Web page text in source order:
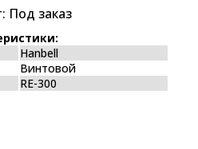
Под заказ
Hanbell
Винтовой
RE-300